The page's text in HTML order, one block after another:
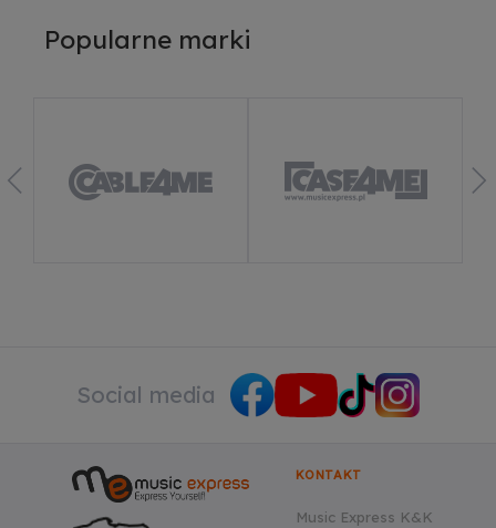
Popularne marki
Social media
KONTAKT
Music Express K&K
Dowiedz się więcej